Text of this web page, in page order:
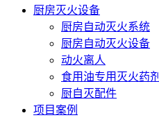
厨房灭火设备
厨房自动灭火系统
厨房自动灭火设备
动火离人
食用油专用灭火药剂
厨自灭配件
项目案例